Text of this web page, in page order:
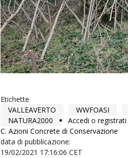
Etichette
VALLEAVERTO
WWFOASI
NATURA2000
Accedi o registrati
C. Azioni Concrete di Conservazione
data di pubblicazione:
19/02/2021 17:16:06 CET